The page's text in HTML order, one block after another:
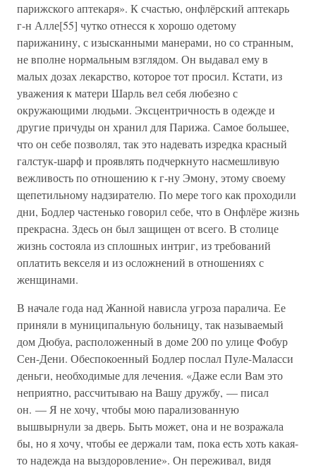
парижского аптекаря». К счастью, онфлёрский аптекарь
г-н Алле[55] чутко отнесся к хорошо одетому
парижанину, с изысканными манерами, но со странным,
не вполне нормальным взглядом. Он выдавал ему в
малых дозах лекарство, которое тот просил. Кстати, из
уважения к матери Шарль вел себя любезно с
окружающими людьми. Эксцентричность в одежде и
другие причуды он хранил для Парижа. Самое большее,
что он себе позволял, так это надевать изредка красный
галстук-шарф и проявлять подчеркнуто насмешливую
вежливость по отношению к г-ну Эмону, этому своему
щепетильному надзирателю. По мере того как проходили
дни, Бодлер частенько говорил себе, что в Онфлёре жизнь
прекрасна. Здесь он был защищен от всего. В столице
жизнь состояла из сплошных интриг, из требований
оплатить векселя и из осложнений в отношениях с
женщинами.
В начале года над Жанной нависла угроза паралича. Ее
приняли в муниципальную больницу, так называемый
дом Дюбуа, расположенный в доме 200 по улице Фобур
Сен-Дени. Обеспокоенный Бодлер послал Пуле-Маласси
деньги, необходимые для лечения. «Даже если Вам это
неприятно, рассчитываю на Вашу дружбу, — писал
он. — Я не хочу, чтобы мою парализованную
вышвырнули за дверь. Быть может, она и не возражала
бы, но я хочу, чтобы ее держали там, пока есть хоть какая-
то надежда на выздоровление». Он переживал, видя